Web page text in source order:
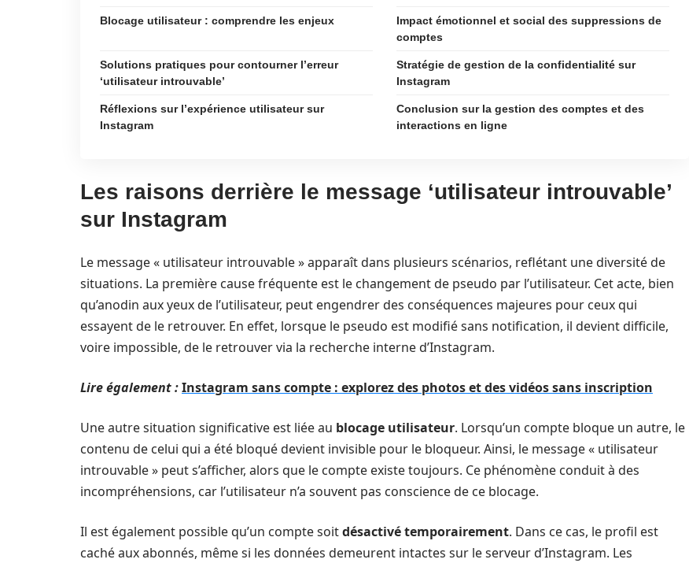
Blocage utilisateur : comprendre les enjeux
Impact émotionnel et social des suppressions de
comptes
Solutions pratiques pour contourner l’erreur
‘utilisateur introuvable’
Stratégie de gestion de la confidentialité sur
Instagram
Réflexions sur l’expérience utilisateur sur
Instagram
Conclusion sur la gestion des comptes et des
interactions en ligne
Les raisons derrière le message ‘utilisateur introuvable’
sur Instagram
Le message « utilisateur introuvable » apparaît dans plusieurs scénarios, reflétant une diversité de
situations. La première cause fréquente est le changement de pseudo par l’utilisateur. Cet acte, bien
qu’anodin aux yeux de l’utilisateur, peut engendrer des conséquences majeures pour ceux qui
essayent de le retrouver. En effet, lorsque le pseudo est modifié sans notification, il devient difficile,
voire impossible, de le retrouver via la recherche interne d’Instagram.
Lire également :Instagram sans compte : explorez des photos et des vidéos sans inscription
Une autre situation significative est liée au blocage utilisateur. Lorsqu’un compte bloque un autre, le
contenu de celui qui a été bloqué devient invisible pour le bloqueur. Ainsi, le message « utilisateur
introuvable » peut s’afficher, alors que le compte existe toujours. Ce phénomène conduit à des
incompréhensions, car l’utilisateur n’a souvent pas conscience de ce blocage.
Il est également possible qu’un compte soitdésactivé temporairement. Dans ce cas, le profil est
caché aux abonnés, même si les données demeurent intactes sur le serveur d’Instagram. Les